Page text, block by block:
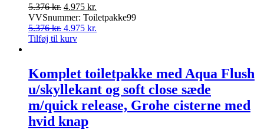
5.376kr. Den
oprindelige
pris
var:
4.975 kr.
aktuelle
VVSnummer: Toiletpakke99
5.376kr. Den
oprindelige
5.376 kr..
4.975 kr.
4.975 kr..
Tilføj til kurv
Komplet toiletpakke med Aqua Flush
u/skyllekant og soft close sæde
m/quick release, Grohe cisterne med
hvid knap